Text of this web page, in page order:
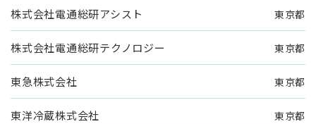
株式会社電通総研アシスト 東京都
株式会社電通総研テクノロジー 東京都
東急株式会社 東京都
東洋冷蔵株式会社 東京都